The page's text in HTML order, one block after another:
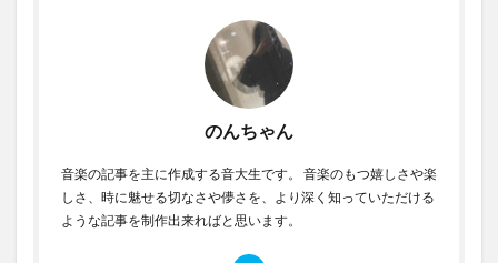
のんちゃん
音楽の記事を主に作成する音大生です。 音楽のもつ嬉しさや楽
しさ、時に魅せる切なさや儚さを、より深く知っていただける
ような記事を制作出来ればと思います。